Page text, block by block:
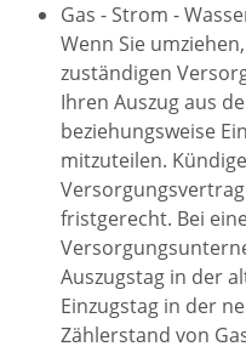
Gas - Strom -
Wenn Sie
zuständigen
Ihren Auszug aus
beziehungsweise
mitzuteilen.
fristgerecht. Bei
Auszugstag in der
Einzugstag in der
Zählerstand von